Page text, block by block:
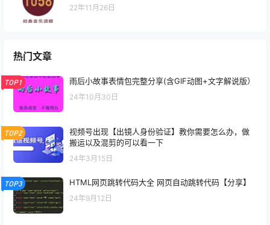
22年11月26日
热门文章
TOP1 雨后小故事表情包完整分享(含GIF动图+文字解说版）
24年10月30日
TOP2
视频号出现【出镜人身份验证】教你需要怎么办，做
搬运以及混剪的可以看一下
24年3月15日
TOP3 HTML网页跳转代码大全 网页自动跳转代码【分享】
24年9月12日